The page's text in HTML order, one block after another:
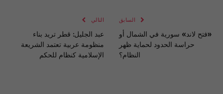
السابق
«فتح لاند» سورية في الشمال أو
حراسة الحدود لحماية ظهر
النظام؟
التالي
عبد الجليل: قطر تريد بناء
منظومة عربية تعتمد الشريعة
الإسلامية كنظام للحكم